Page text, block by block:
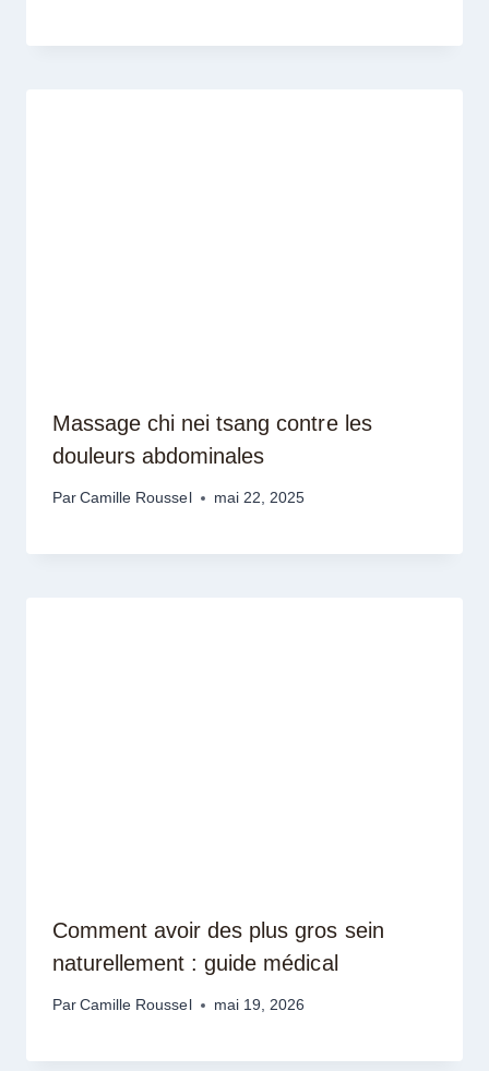
Massage chi nei tsang contre les
douleurs abdominales
Par Camille Roussel mai 22, 2025
Comment avoir des plus gros sein
naturellement : guide médical
Par Camille Roussel mai 19, 2026